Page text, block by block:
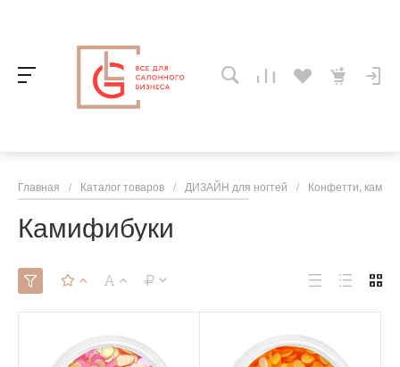
Главная / Каталог товаров / ДИЗАЙН для ногтей / Конфетти,
Камифибуки